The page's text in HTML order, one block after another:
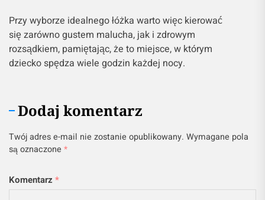
Przy wyborze idealnego łóżka warto więc kierować
się zarówno gustem malucha, jak i zdrowym
rozsądkiem, pamiętając, że to miejsce, w którym
dziecko spędza wiele godzin każdej nocy.
Dodaj komentarz
Twój adres e-mail nie zostanie opublikowany. Wymagane pola
są oznaczone *
Komentarz *